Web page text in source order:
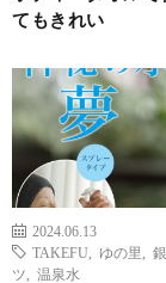
てもきれい
2024.06.13
TAKEFU
ゆの里
ツ
温泉水